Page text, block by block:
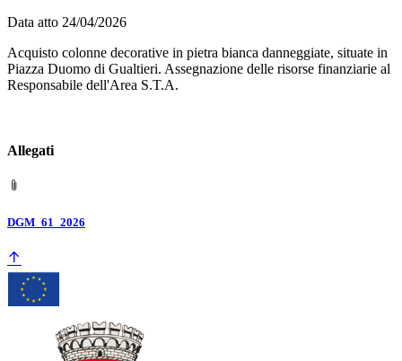
Data atto 24/04/2026
Acquisto colonne decorative in pietra bianca danneggiate, situate in
Piazza Duomo di Gualtieri. Assegnazione delle risorse finanziarie al
Responsabile dell'Area S.T.A.
Allegati
DGM_61_2026